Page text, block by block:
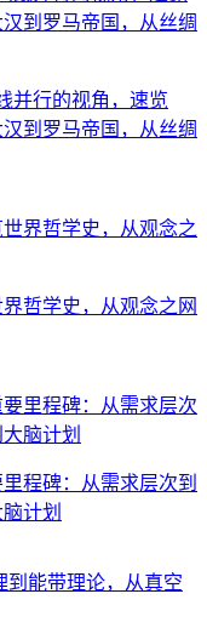
并行的视角，速览
到罗马帝国，从丝绸
哲学史，从观念之网
程碑：从需求层次到
计划